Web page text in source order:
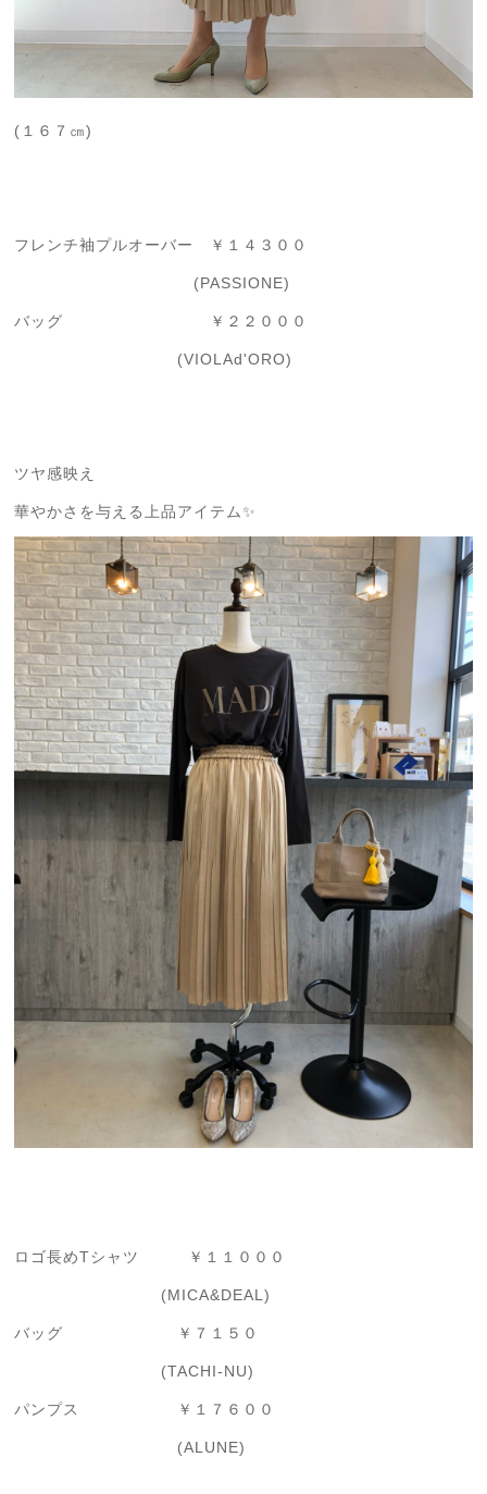
(１６７㎝)
フレンチ袖プルオーバー ￥１４３００
(PASSIONE)
バッグ ￥２２０００
(VIOLAd'ORO)
ツヤ感映え
華やかさを与える上品アイテム✨
ロゴ長めTシャツ ￥１１０００
(MICA&DEAL)
バッグ ￥７１５０
(TACHI-NU)
パンプス ￥１７６００
(ALUNE)